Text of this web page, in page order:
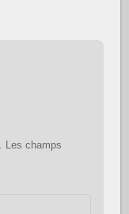
Les champs